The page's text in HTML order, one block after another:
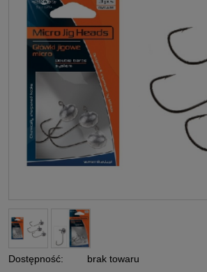
Dostępność: brak towaru